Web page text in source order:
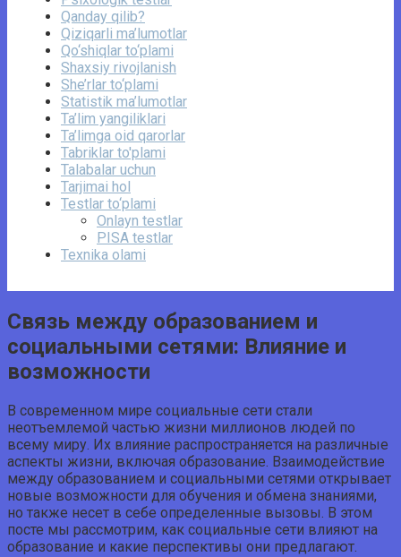
Qanday qilib?
Qiziqarli ma’lumotlar
Qo‘shiqlar to‘plami
Shaxsiy rivojlanish
She’rlar to‘plami
Statistik ma’lumotlar
Ta’lim yangiliklari
Ta’limga oid qarorlar
Tabriklar to'plami
Talabalar uchun
Tarjimai hol
Testlar to‘plami
Onlayn testlar
PISA testlar
Texnika olami
Связь между образованием и
социальными сетями: Влияние и
возможности
В современном мире социальные сети стали
неотъемлемой частью жизни миллионов людей по
всему миру. Их влияние распространяется на различные
аспекты жизни, включая образование. Взаимодействие
между образованием и социальными сетями открывает
новые возможности для обучения и обмена знаниями,
но также несет в себе определенные вызовы. В этом
посте мы рассмотрим, как социальные сети влияют на
образование и какие перспективы они предлагают.